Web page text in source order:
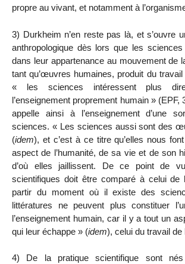
propre au vivant, et notamment à
3) Durkheim n’en reste pas là, et s’ouvre
anthropologique dès lors que les
dans leur appartenance au mouvement de
tant qu’œuvres humaines, produit du
« les sciences intéressent plus
l’enseignement proprement humain » (EPF,
appelle ainsi à l’enseignement d’une
sciences. « Les sciences aussi sont des
(idem), et c’est à ce titre qu’elles nous
aspect de l’humanité, de sa vie et de son
d’où elles jaillissent. De ce point de
scientifiques doit être comparé à celui
partir du moment où il existe des
littératures ne peuvent plus constituer
l’enseignement humain, car il y a tout un
qui leur échappe » (idem), celui du travail
4) De la pratique scientifique sont